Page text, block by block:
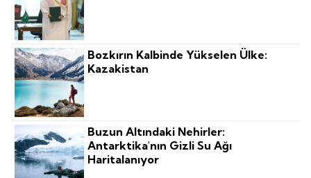
Bozkırın Kalbinde Yükselen Ülke:
Kazakistan
Buzun Altındaki Nehirler:
Antarktika'nın Gizli Su Ağı
Haritalanıyor